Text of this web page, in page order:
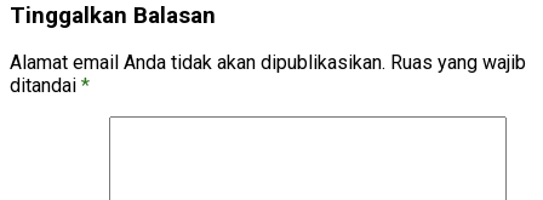
Tinggalkan Balasan
Alamat email Anda tidak akan dipublikasikan. Ruas yang wajib
ditandai *